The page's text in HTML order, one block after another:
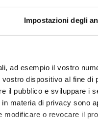
Impostazioni degli
ad esempio il vostro
dispositivo al fine di
il pubblico e sviluppare i
materia di privacy sono
o revocare il